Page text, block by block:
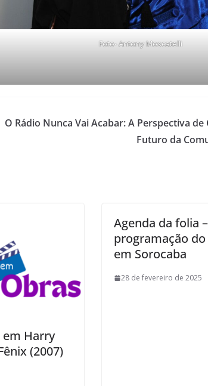
Foto- Antony Moscatelli
O Rádio Nunca Vai Acabar: A Perspectiva
Futuro da
Harry
(2007)
Agenda da folia
programação
em Sorocaba
28 de fevereiro de 2025